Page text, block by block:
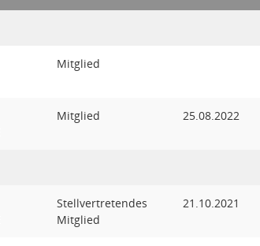
Mitglied
Mitglied 25.08.2022
Stellvertretendes
Mitglied
21.10.2021